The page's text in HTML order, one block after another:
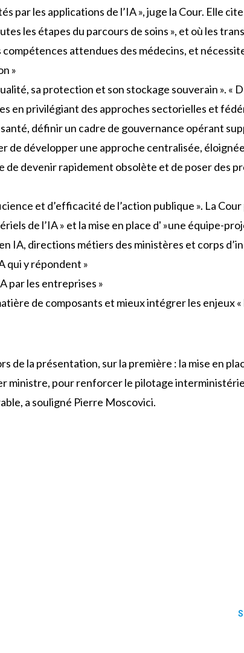
par les applications de l’IA », juge la Cour. Elle
les étapes du parcours de soins », et où les
attendues des médecins, et
»
sa protection et son stockage souverain ». «
en privilégiant des approches sectorielles et
définir un cadre de gouvernance opérant
de développer une approche centralisée,
de devenir rapidement obsolète et de poser des
et d’efficacité de l’action publique ». La
de l’IA » et la mise en place d' »une équipe-
IA, directions métiers des ministères et corps
qui y répondent »
par les entreprises »
de composants et mieux intégrer les enjeux «
de la présentation, sur la première : la mise en
ministre, pour renforcer le pilotage
a souligné Pierre Moscovici.